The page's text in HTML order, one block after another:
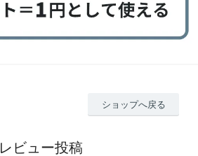
ショップへ戻る
レビュー投稿